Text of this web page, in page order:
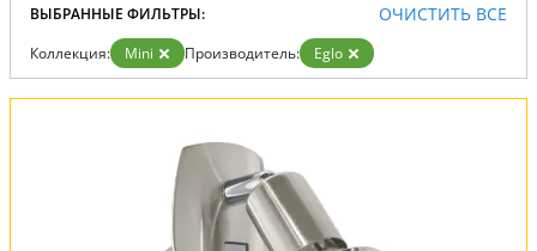
ВЫБРАННЫЕ ФИЛЬТРЫ: ОЧИСТИТЬ ВСЕ
Коллекция: Mini Производитель: Eglo